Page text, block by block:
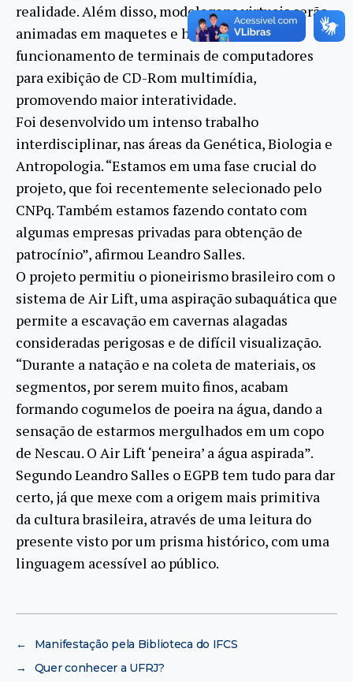
realidade. Além disso, modelagens virtuais serão
animadas em maquetes e haverá o
funcionamento de terminais de computadores
para exibição de CD-Rom multimídia,
promovendo maior interatividade.
Foi desenvolvido um intenso trabalho
interdisciplinar, nas áreas da Genética, Biologia e
Antropologia. “Estamos em uma fase crucial do
projeto, que foi recentemente selecionado pelo
CNPq. Também estamos fazendo contato com
algumas empresas privadas para obtenção de
patrocínio”, afirmou Leandro Salles.
O projeto permitiu o pioneirismo brasileiro com o
sistema de Air Lift, uma aspiração subaquática que
permite a escavação em cavernas alagadas
consideradas perigosas e de difícil visualização.
“Durante a natação e na coleta de materiais, os
segmentos, por serem muito finos, acabam
formando cogumelos de poeira na água, dando a
sensação de estarmos mergulhados em um copo
de Nescau. O Air Lift ‘peneira’ a água aspirada”.
Segundo Leandro Salles o EGPB tem tudo para dar
certo, já que mexe com a origem mais primitiva
da cultura brasileira, através de uma leitura do
presente visto por um prisma histórico, com uma
linguagem acessível ao público.
←
Manifestação pela Biblioteca do IFCS
→
Quer conhecer a UFRJ?